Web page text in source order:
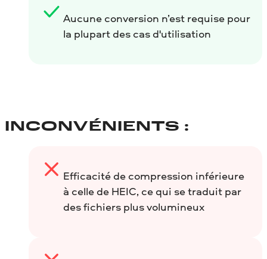
Aucune conversion n’est requise pour
la plupart des cas d'utilisation
INCONVÉNIENTS :
Efficacité de compression inférieure
à celle de HEIC, ce qui se traduit par
des fichiers plus volumineux